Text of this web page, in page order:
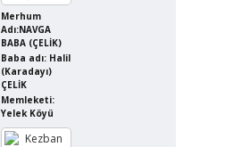
Merhum
Adı:NAVGA
BABA (ÇELİK)
Baba adı: Halil
(Karadayı)
ÇELİK
Memleketi:
Yelek Köyü